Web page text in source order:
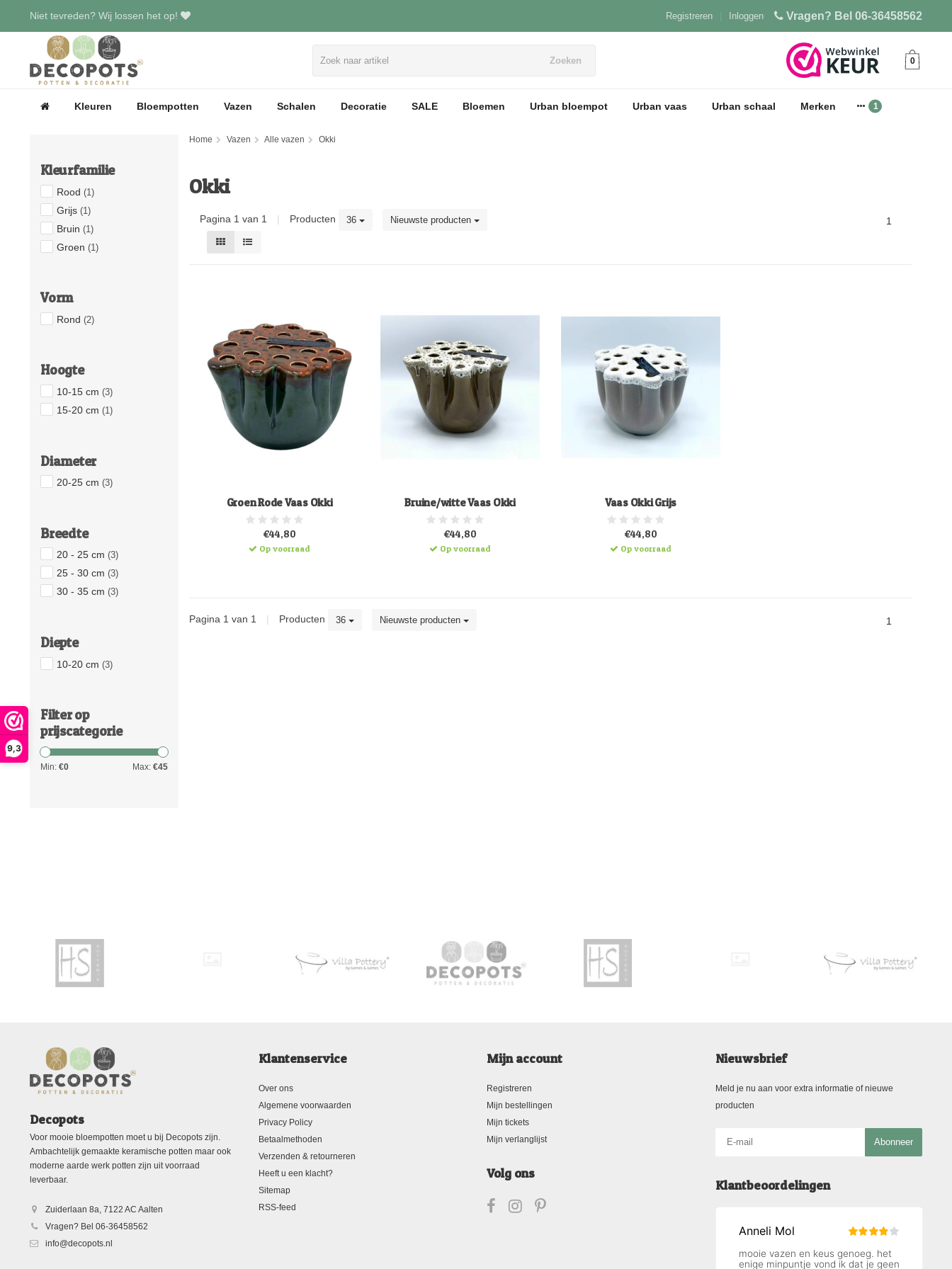
9,3
Niet tevreden? Wij lossen het op! Vragen? Bel 06-36458562
Inloggen
Registreren
Zoeken 0
Kleuren Bloempotten Vazen Schalen Decoratie SALE Bloemen Urban bloempot Urban vaas Urban schaal Merken
Kleurfamilie
Rood (1)
Grijs (1)
Bruin (1)
Groen (1)
Vorm
Rond (2)
Hoogte
10-15 cm (3)
15-20 cm (1)
Diameter
20-25 cm (3)
Breedte
20 - 25 cm (3)
25 - 30 cm (3)
30 - 35 cm (3)
Diepte
10-20 cm (3)
Filter op
prijscategorie
Min: €0 Max: €45
Home Vazen Alle vazen Okki
Okki
Pagina 1 van 1 | Producten 36 Nieuwste producten 1
Groen Rode Vaas Okki
€44,80
Op voorraad
Bruine/witte Vaas Okki
€44,80
Op voorraad
Vaas Okki Grijs
€44,80
Op voorraad
Pagina 1 van 1 | Producten 36 Nieuwste producten 1
Decopots
Voor mooie bloempotten moet u bij Decopots zijn.
Ambachtelijk gemaakte keramische potten maar ook
moderne aarde werk potten zijn uit voorraad
leverbaar.
Zuiderlaan 8a, 7122 AC Aalten
Vragen? Bel 06-36458562
info@decopots.nl
Klantenservice
Over ons
Algemene voorwaarden
Privacy Policy
Betaalmethoden
Verzenden & retourneren
Heeft u een klacht?
Sitemap
RSS-feed
Mijn account
Registreren
Mijn bestellingen
Mijn tickets
Mijn verlanglijst
Volg ons
Nieuwsbrief
Meld je nu aan voor extra informatie of nieuwe
producten
Abonneer
Klantbeoordelingen